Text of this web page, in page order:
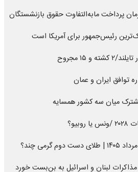
پرداخت مابه‌التفاوت حقوق بازنشستگان
رئیس‌جمهور برای آمریکا است
و ۱۵ مجروح
توافق ایران و عمان
میان سه کشور همسایه
لبنان و اسرائیل به بن‌بست خورد